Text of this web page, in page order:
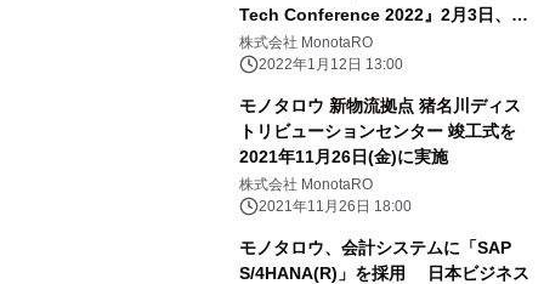
Tech Conference 2022』2月3日、4
日開催
株式会社 MonotaRO
2022年1月12日 13:00
モノタロウ 新物流拠点 猪名川ディス
トリビューションセンター 竣工式を
2021年11月26日(金)に実施
株式会社 MonotaRO
2021年11月26日 18:00
モノタロウ、会計システムに「SAP
S/4HANA(R)」を採用 日本ビジネス